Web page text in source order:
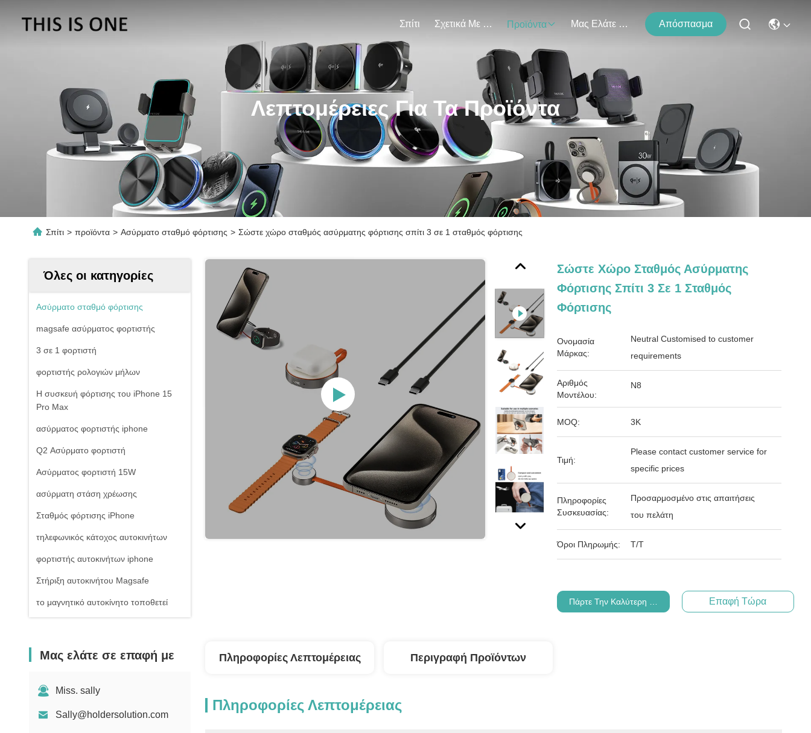
Σπίτι Σχετικά Με Εμάς Προϊόντα Μας Ελάτε Σε Επαφή Με Απόσπασμα
Λεπτομέρειες Για Τα Προϊόντα
Σπίτι > προϊόντα > Ασύρματο σταθμό φόρτισης > Σώστε χώρο σταθμός ασύρματης φόρτισης σπίτι 3 σε 1 σταθμός φόρτισης
Όλες οι κατηγορίες
Ασύρματο σταθμό φόρτισης
magsafe ασύρματος φορτιστής
3 σε 1 φορτιστή
φορτιστής ρολογιών μήλων
Η συσκευή φόρτισης του iPhone 15
Pro Max
ασύρματος φορτιστής iphone
Q2 Ασύρματο φορτιστή
Ασύρματος φορτιστή 15W
ασύρματη στάση χρέωσης
Σταθμός φόρτισης iPhone
τηλεφωνικός κάτοχος αυτοκινήτων
φορτιστής αυτοκινήτων iphone
Στήριξη αυτοκινήτου Magsafe
το μαγνητικό αυτοκίνητο τοποθετεί
Μας ελάτε σε επαφή με
Miss. sally
Sally@holdersolution.com
Σώστε Χώρο Σταθμός Ασύρματης
Φόρτισης Σπίτι 3 Σε 1 Σταθμός
Φόρτισης
Ονομασία
Μάρκας:
Neutral Customised to customer
requirements
Αριθμός
Μοντέλου:
Ν8
MOQ: 3K
Τιμή:
Please contact customer service for
specific prices
Πληροφορίες
Συσκευασίας:
Προσαρμοσμένο στις απαιτήσεις
του πελάτη
Όροι Πληρωμής: Τ/Τ
Πάρτε Την Καλύτερη Τιμή Επαφή Τώρα
Πληροφορίες Λεπτομέρειας Περιγραφή Προϊόντων
Πληροφορίες Λεπτομέρειας